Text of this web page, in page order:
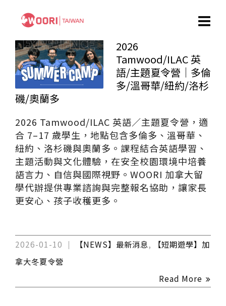
2026
Tamwood/ILAC 英
語/主題夏令營｜多倫
多/溫哥華/紐約/洛杉
磯/奧蘭多
2026 Tamwood/ILAC 英語／主題夏令營，適
合 7–17 歲學生，地點包含多倫多、溫哥華、
紐約、洛杉磯與奧蘭多。課程結合英語學習、
主題活動與文化體驗，在安全校園環境中培養
語言力、自信與國際視野。WOORI 加拿大留
學代辦提供專業諮詢與完整報名協助，讓家長
更安心、孩子收穫更多。
2026-01-10 【NEWS】最新消息,
【短期遊學】加
拿大冬夏令營
Read More